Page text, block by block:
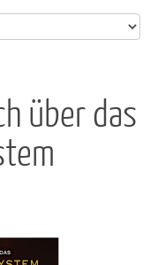
über das